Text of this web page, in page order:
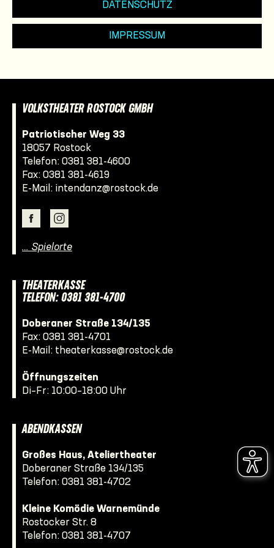
DATENSCHUTZ
IMPRESSUM
VOLKSTHEATER ROSTOCK GMBH
Patriotischer Weg 33
18057 Rostock
Telefon: 0381 381-4600
Fax: 0381 381-4619
E-Mail: intendanz@rostock.de
… Spielorte
THEATERKASSE
TELEFON: 0381 381-4700
Doberaner Straße 134/135
Fax: 0381 381-4701
E-Mail: theaterkasse@rostock.de
Öffnungszeiten
Di–Fr: 10:00–18:00 Uhr
ABENDKASSEN
Großes Haus, Ateliertheater
Doberaner Straße 134/135
Telefon: 0381 381-4702
Kleine Komödie Warnemünde
Rostocker Str. 8
Telefon: 0381 381-4707